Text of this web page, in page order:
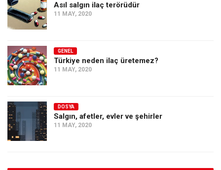
Asıl salgın ilaç terörüdür
11 MAY, 2020
GENEL
Türkiye neden ilaç üretemez?
11 MAY, 2020
DOSYA
Salgın, afetler, evler ve şehirler
11 MAY, 2020